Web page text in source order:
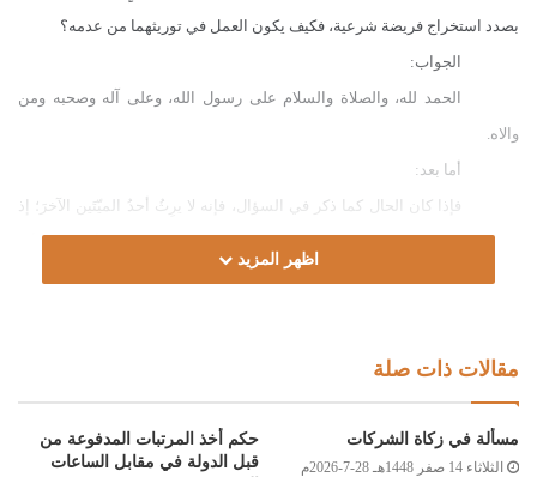
بصدد استخراج فريضة شرعية، فكيف يكون العمل في توريثهما من عدمه؟
الجواب:
الحمد لله، والصلاة والسلام على رسول الله، وعلى آله وصحبه ومن
والاه.
أما بعد:
فإذا كان الحال كما ذكر في السؤال، فإنه لا يرِثُ أحدُ الميّتَين الآخرَ؛ إذ
من شروط ثبوت الإرث، تحقق حياة الوارث بعد موت مورثه، حقيقة أو حكما، وأما
فيرث كل واحد منهما من مات قبله من قرابته، ولا يرث صاحبه الذي مات
اظهر المزيد
مقالات ذات صلة
مسألة في زكاة الشركات
الثلاثاء 14 صفر 1448هـ 28-7-2026م
حكم أخذ المرتبات المدفوعة من
قبل الدولة في مقابل الساعات